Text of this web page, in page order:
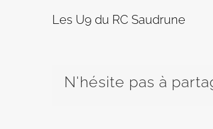
Les U9 du RC Saudrune
N'hésite pas à